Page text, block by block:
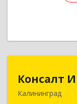
Консалт
Калининград
236006,